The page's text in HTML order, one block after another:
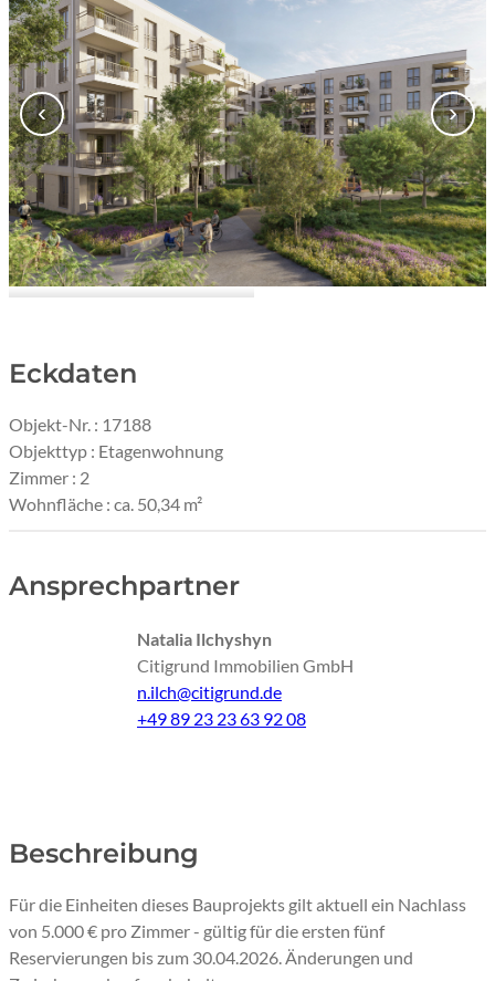
Beschreibung
Für die Einheiten dieses Bauprojekts gilt aktuell ein Nachlass
von 5.000 € pro Zimmer - gültig für die ersten fünf
Reservierungen bis zum 30.04.2026. Änderungen und
Eckdaten
Objekt-Nr. : 17188
Objekttyp : Etagenwohnung
Zimmer : 2
Wohnfläche : ca. 50,34 m²
Ansprechpartner
Natalia Ilchyshyn
Citigrund Immobilien GmbH
n.ilch@citigrund.de
+49 89 23 23 63 92 08